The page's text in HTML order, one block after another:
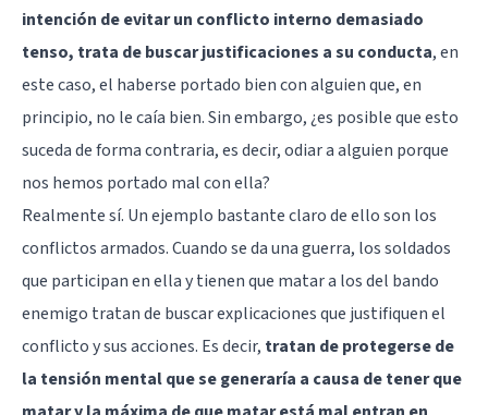
intención de evitar un conflicto interno demasiado
tenso, trata de buscar justificaciones a su conducta, en
este caso, el haberse portado bien con alguien que, en
principio, no le caía bien. Sin embargo, ¿es posible que esto
suceda de forma contraria, es decir, odiar a alguien porque
nos hemos portado mal con ella?
Realmente sí. Un ejemplo bastante claro de ello son los
conflictos armados. Cuando se da una guerra, los soldados
que participan en ella y tienen que matar a los del bando
enemigo tratan de buscar explicaciones que justifiquen el
conflicto y sus acciones. Es decir, tratan de protegerse de
la tensión mental que se generaría a causa de tener que